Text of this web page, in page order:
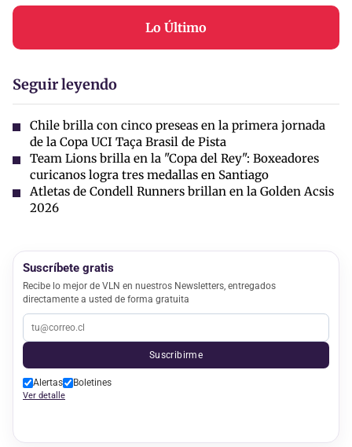
Lo Último
Seguir leyendo
Chile brilla con cinco preseas en la primera jornada
de la Copa UCI Taça Brasil de Pista
Team Lions brilla en la "Copa del Rey": Boxeadores
curicanos logra tres medallas en Santiago
Atletas de Condell Runners brillan en la Golden Acsis
2026
Suscríbete gratis
Recibe lo mejor de VLN en nuestros Newsletters, entregados
directamente a usted de forma gratuita
Suscribirme
Alertas Boletines
Ver detalle